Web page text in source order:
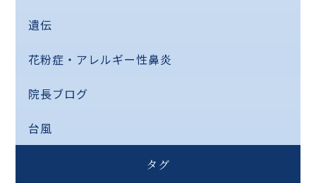
遺伝
花粉症・アレルギー性鼻炎
院長ブログ
台風
タグ